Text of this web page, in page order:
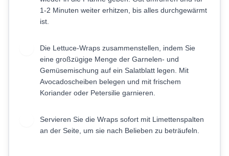
1-2 Minuten weiter erhitzen, bis alles durchgewärmt
ist.
Die Lettuce-Wraps zusammenstellen, indem Sie
eine großzügige Menge der Garnelen- und
Gemüsemischung auf ein Salatblatt legen. Mit
Avocadoscheiben belegen und mit frischem
Koriander oder Petersilie garnieren.
Servieren Sie die Wraps sofort mit Limettenspalten
an der Seite, um sie nach Belieben zu beträufeln.